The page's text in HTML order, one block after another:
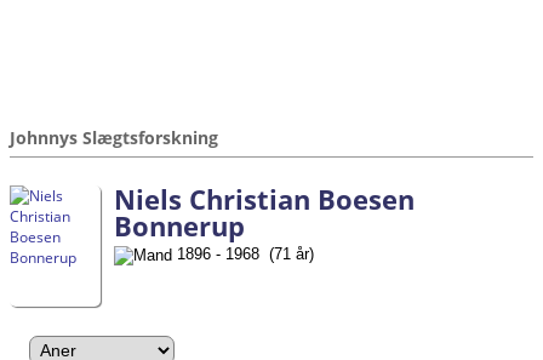
Johnnys Slægtsforskning
Niels Christian Boesen
Bonnerup
1896 - 1968 (71 år)